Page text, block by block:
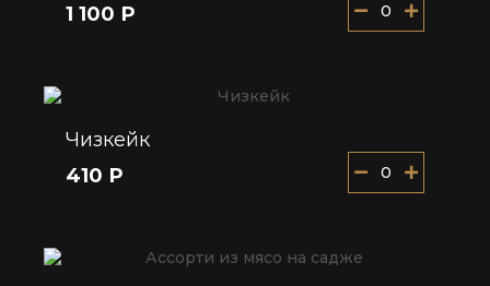
1 100 Р
0
Чизкейк
410 Р
0